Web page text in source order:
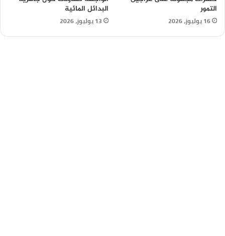
التمور
16 يوليوز، 2026
البدائل المائية
13 يوليوز، 2026